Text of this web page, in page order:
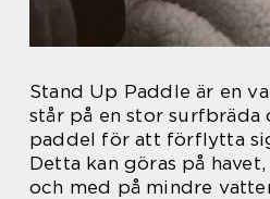
Stand Up Paddle är en
står på en stor surfbräda
paddel för att förflytta
Detta kan göras på
och med på mindre